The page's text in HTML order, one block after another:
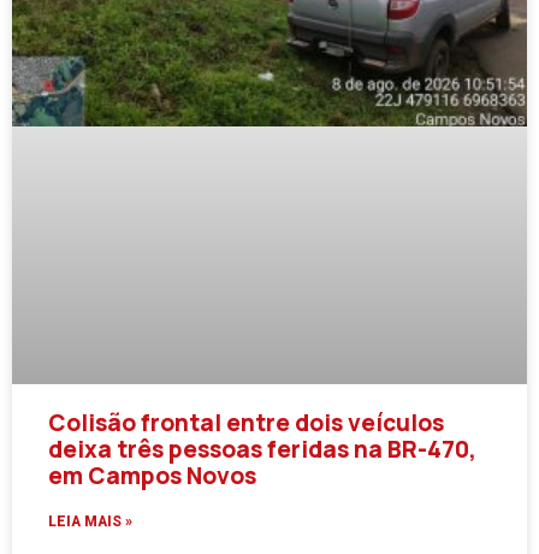
Colisão frontal entre dois veículos
deixa três pessoas feridas na BR-470,
em Campos Novos
LEIA MAIS »